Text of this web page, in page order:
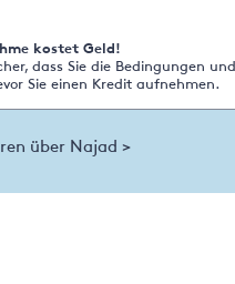
kostet Geld!
dass Sie die Bedingungen
Sie einen Kredit aufnehmen.
über Najad >